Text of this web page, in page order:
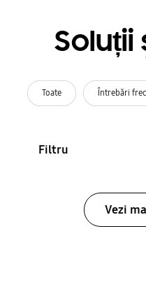
Soluții
Toate Întrebări
Filtru
Vezi